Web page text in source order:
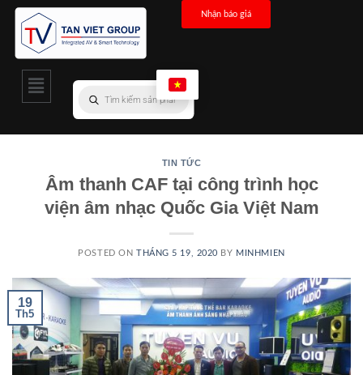
Nhận báo giá
TIN TỨC
Âm thanh CAF tại công trình học
viện âm nhạc Quốc Gia Việt Nam
POSTED ON THÁNG 5 19, 2020 BY MINHMIEN
19
Th5